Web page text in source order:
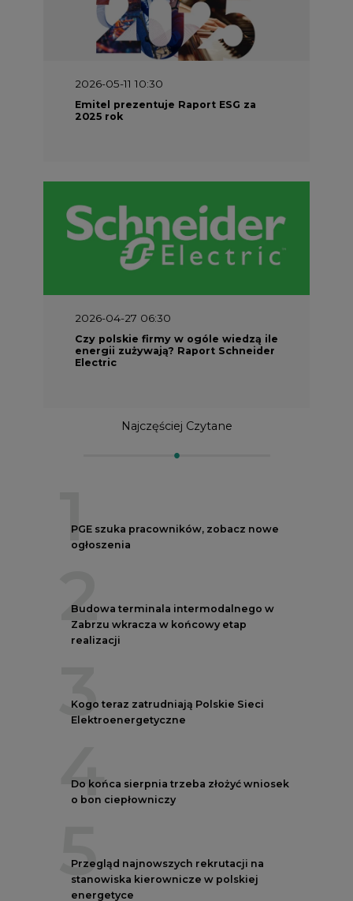
2026-05-11 10:30
Emitel prezentuje Raport ESG za
2025 rok
2026-04-27 06:30
Czy polskie firmy w ogóle wiedzą ile
energii zużywają? Raport Schneider
Electric
Najczęściej Czytane
1
PGE szuka pracowników, zobacz nowe
ogłoszenia
2
Budowa terminala intermodalnego w
Zabrzu wkracza w końcowy etap
realizacji
3
Kogo teraz zatrudniają Polskie Sieci
Elektroenergetyczne
4
Do końca sierpnia trzeba złożyć wniosek
o bon ciepłowniczy
5
Przegląd najnowszych rekrutacji na
stanowiska kierownicze w polskiej
energetyce